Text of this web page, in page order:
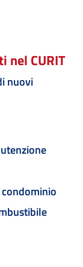
nel CURIT
nuovi